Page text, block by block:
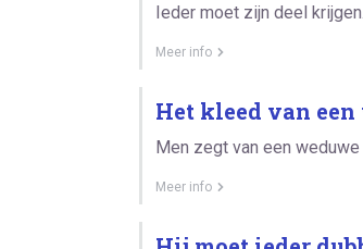
Ieder moet zijn deel krijgen.
Meer info
Het kleed van
Men zegt van een
Meer info